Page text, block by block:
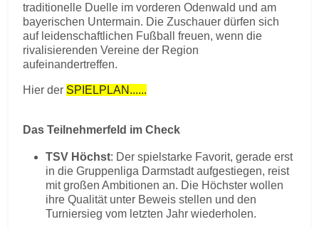
traditionelle Duelle im vorderen Odenwald und am
bayerischen Untermain. Die Zuschauer dürfen sich
auf leidenschaftlichen Fußball freuen, wenn die
rivalisierenden Vereine der Region
aufeinandertreffen.
Hier der SPIELPLAN......
Das Teilnehmerfeld im Check
TSV Höchst: Der spielstarke Favorit, gerade erst
in die Gruppenliga Darmstadt aufgestiegen, reist
mit großen Ambitionen an. Die Höchster wollen
ihre Qualität unter Beweis stellen und den
Turniersieg vom letzten Jahr wiederholen.